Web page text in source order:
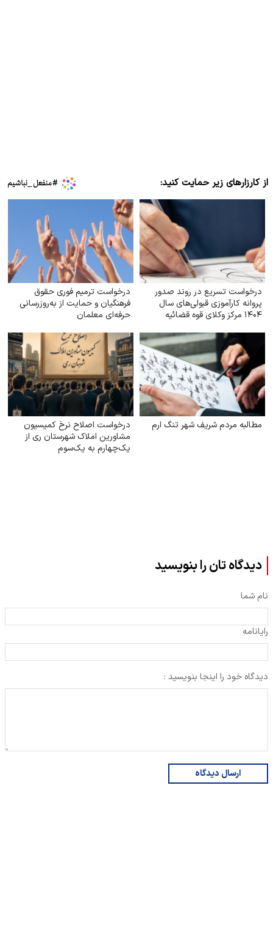
از کارزارهای زیر حمایت کنید:
درخواست تسریع در روند صدور
پروانه کارآموزی قبولی‌های سال
۱۴۰۴ مرکز وکلای قوه‌ قضائیه
درخواست ترمیم فوری حقوق
فرهنگیان و حمایت از به‌روزرسانی
حرفه‌ای معلمان
مطالبه مردم شریف شهر تنگ ارم
درخواست اصلاح نرخ کمیسیون
مشاورین املاک شهرستان ری از
یک‌چهارم به یک‌سوم
دیدگاه تان را بنویسید
نام شما
رایانامه
دیدگاه خود را اینجا بنویسید :
ارسال دیدگاه